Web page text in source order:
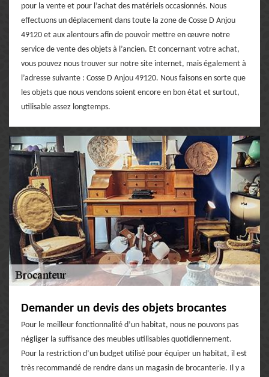
pour la vente et pour l’achat des matériels occasionnés. Nous
effectuons un déplacement dans toute la zone de Cosse D Anjou
49120 et aux alentours afin de pouvoir mettre en œuvre notre
service de vente des objets à l’ancien. Et concernant votre achat,
vous pouvez nous trouver sur notre site internet, mais également à
l’adresse suivante : Cosse D Anjou 49120. Nous faisons en sorte que
les objets que nous vendons soient encore en bon état et surtout,
utilisable assez longtemps.
Demander un devis des objets brocantes
Pour le meilleur fonctionnalité d’un habitat, nous ne pouvons pas
négliger la suffisance des meubles utilisables quotidiennement.
Pour la restriction d’un budget utilisé pour équiper un habitat, il est
très recommandé de rendre dans un magasin de brocanterie. Il y a